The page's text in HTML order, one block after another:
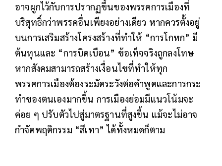
อาจผูกไว้กับการปรากฏขึ้นของพรรคการเมืองที่
บริสุทธิ์กว่าพรรคอื่นเพียงอย่างเดียว หากควรตั้งอยู่
บนการเสริมสร้างโครงสร้างที่ทำให้ “การโกหก” มี
ต้นทุนและ “การบิดเบือน” ข้อเท็จจริงถูกลงโทษ
หากสังคมสามารถสร้างเงื่อนไขที่ทำให้ทุก
พรรคการเมืองต้องระมัดระวังต่อคำพูดและการกระ
ทำของตนเองมากขึ้น การเมืองย่อมมีแนวโน้มจะ
ค่อย ๆ ปรับตัวไปสู่มาตรฐานที่สูงขึ้น แม้จะไม่อาจ
กำจัดพฤติกรรม “สีเทา” ได้ทั้งหมดก็ตาม